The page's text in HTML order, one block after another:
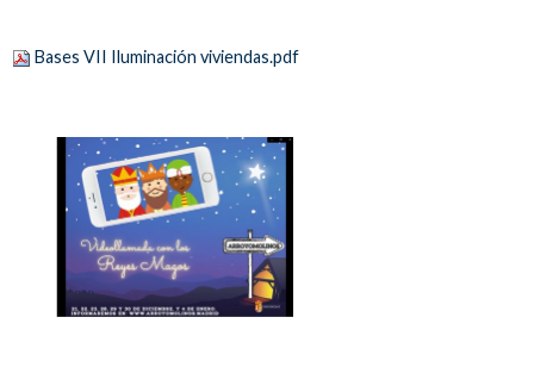
Bases VII Iluminación viviendas.pdf